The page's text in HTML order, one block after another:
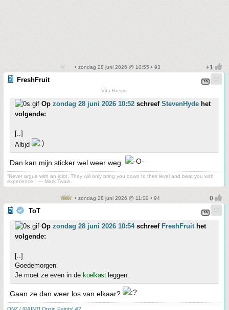
• zondag 28 juni 2026 @ 10:55 • 93
FreshFruit
Vita Brevis.
Op zondag 28 juni 2026 10:52 schreef StevenHyde het
volgende:
[..]
Altijd
Dan kan mijn sticker wel weer weg.
“Never argue with an idiot. They will only bring you down to their level and beat you with
experience.” ― Mark Twain.
• zondag 28 juni 2026 @ 11:00 • 94
ToT
Op zondag 28 juni 2026 10:54schreef FreshFruit het
volgende:
[..]
Goedemorgen.
Je moet ze even in de koelkastleggen.
Gaan ze dan weer los van elkaar?
ONZ / [PAINT] Onzin Paints! #2